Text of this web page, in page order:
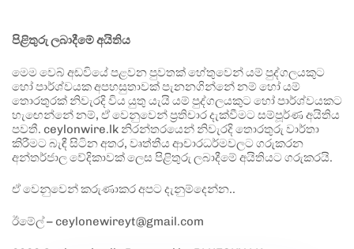
පිළිතුරු ලබාදීමේ අයිතිය
මෙම වෙබ් අඩවියේ පළවන පුවතක් හේතුවෙන් යම් පුද්ගලයකුට
හෝ පාර්ශ්වයක අපහසුතාවක් පැනනගින්නේ නම් හෝ යම්
තොරතුරක් නිවැරදි විය යුතු යැයි යම් පුද්ගලයකුට හෝ පාර්ශ්වයකට
හැඟෙන්නේ නම්, ඒ වෙනුවෙන් ප්‍රතිචාර දැක්වීමට සම්පූර්ණ අයිතිය
පවතී. ceylonwire.lk නිරන්තරයෙන් නිවැරදි තොරතුරු වාර්තා
කිරීමට බැඳී සිටින අතර, වෘත්තීය ආචාරධර්මවලට ගරුකරන
අන්තර්ජාල වේදිකාවක් ලෙස පිළිතුරු ලබාදීමේ අයිතියට ගරුකරයි.
ඒ වෙනුවෙන් කරුණාකර අපට දැනුම්දෙන්න..
ඊමේල් – ceylonewireyt@gmail.com